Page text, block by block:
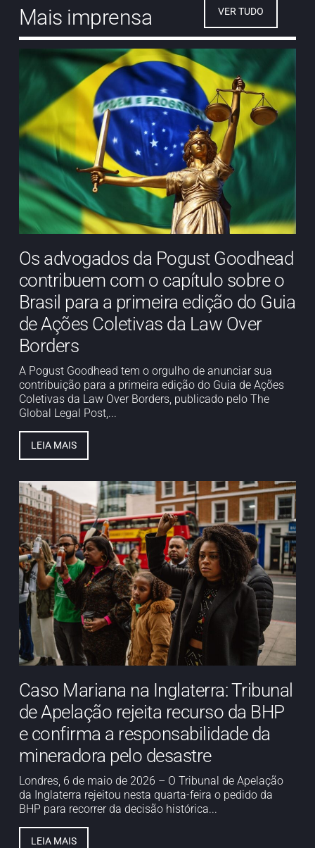
Mais imprensa VER TUDO
Os advogados da Pogust Goodhead
contribuem com o capítulo sobre o
Brasil para a primeira edição do Guia
de Ações Coletivas da Law Over
Borders
A Pogust Goodhead tem o orgulho de anunciar sua
contribuição para a primeira edição do Guia de Ações
Coletivas da Law Over Borders, publicado pelo The
Global Legal Post,...
LEIA MAIS
Caso Mariana na Inglaterra: Tribunal
de Apelação rejeita recurso da BHP
e confirma a responsabilidade da
mineradora pelo desastre
Londres, 6 de maio de 2026 – O Tribunal de Apelação
da Inglaterra rejeitou nesta quarta-feira o pedido da
BHP para recorrer da decisão histórica...
LEIA MAIS